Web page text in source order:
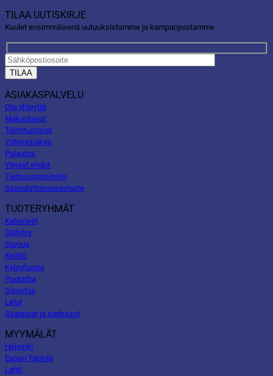
TILAA UUTISKIRJE
Kuulet ensimmäisenä uutuuksistamme ja kampanjoistamme
ASIAKASPALVELU
Ota yhteyttä
Maksutavat
Toimitustavat
Yritysasiakas
Palautus
Yleiset ehdot
Tietosuojaseloste
Saavutettavuusseloste
TUOTERYHMÄT
Kalusteet
Säilytys
Siivous
Keittiö
Kylpyhuone
Puutarha
Sisustus
Lelut
Saappaat ja sadeasut
MYYMÄLÄT
Helsinki
Espoo Tapiola
Lahti